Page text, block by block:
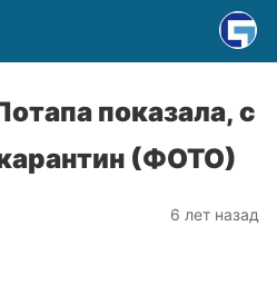
показала, с
(ФОТО)
6 лет назад